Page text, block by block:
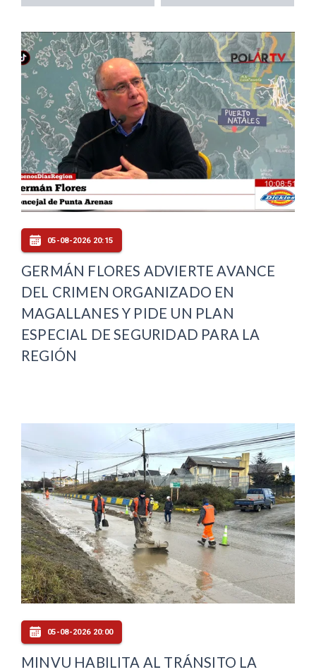
05-08-2026 20:15
GERMÁN FLORES ADVIERTE AVANCE
DEL CRIMEN ORGANIZADO EN
MAGALLANES Y PIDE UN PLAN
ESPECIAL DE SEGURIDAD PARA LA
REGIÓN
05-08-2026 20:00
MINVU HABILITA AL TRÁNSITO LA